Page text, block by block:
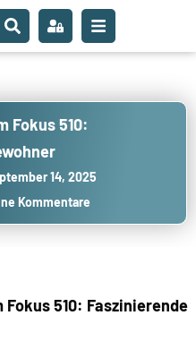
Fokus 510:
14, 2025
Kommentare
510: Faszinierende